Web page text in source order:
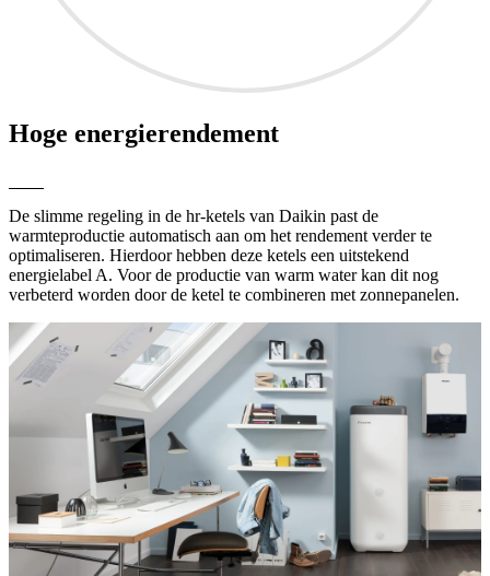
Hoge energierendement
De slimme regeling in de hr-ketels van Daikin past de
warmteproductie automatisch aan om het rendement verder te
optimaliseren. Hierdoor hebben deze ketels een uitstekend
energielabel A. Voor de productie van warm water kan dit nog
verbeterd worden door de ketel te combineren met zonnepanelen.